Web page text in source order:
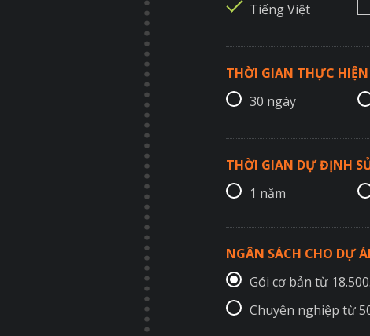
Tiếng Việt
THỜI GIAN THỰC HIỆN
30 ngày
THỜI GIAN DỰ ĐỊNH
1 năm
NGÂN SÁCH CHO DỰ
Gói cơ bản từ
Chuyên nghiệp từ